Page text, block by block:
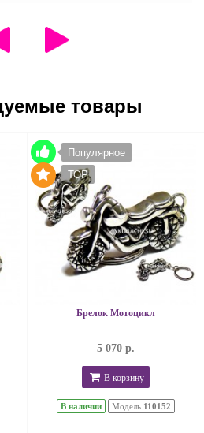
товары
Популярное
TOP
Брелок Мотоцикл
5 070 р.
В корзину
В наличии Модель 110152